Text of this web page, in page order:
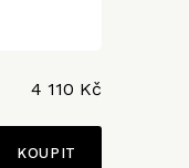
4 110 Kč